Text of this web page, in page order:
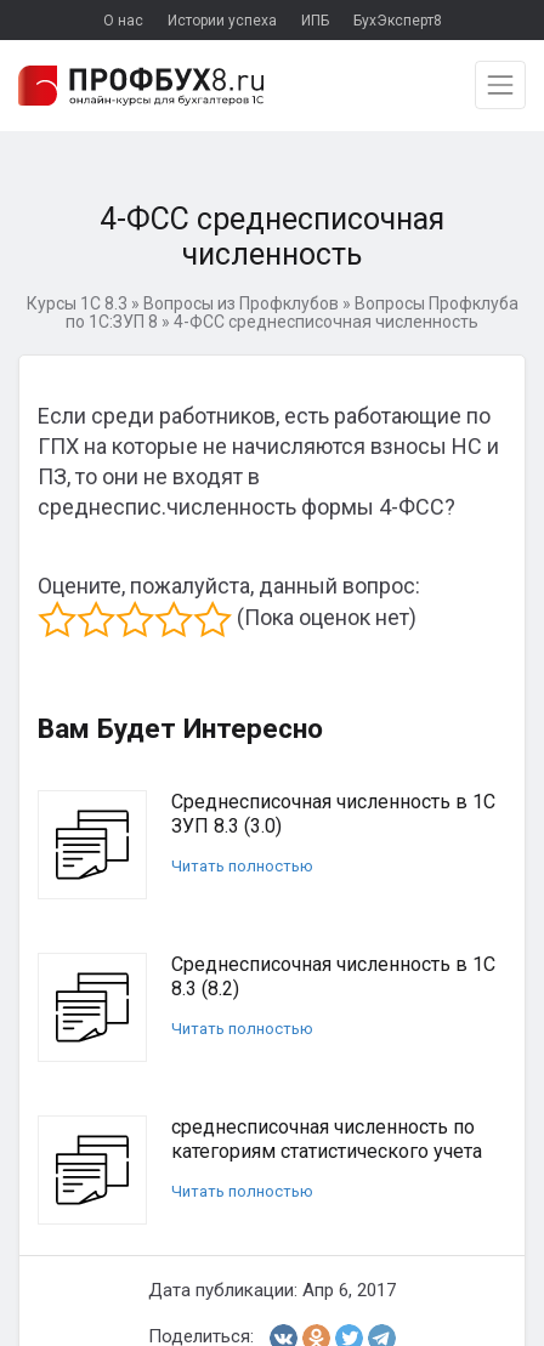
О нас Истории успеха ИПБ БухЭксперт8
4-ФСС среднесписочная
численность
Курсы 1С 8.3 » Вопросы из Профклубов » Вопросы Профклуба
по 1С:ЗУП 8 » 4-ФСС среднесписочная численность
Если среди работников, есть работающие по
ГПХ на которые не начисляются взносы НС и
ПЗ, то они не входят в
среднеспис.численность формы 4-ФСС?
Оцените, пожалуйста, данный вопрос:
(Пока оценок нет)
Вам Будет Интересно
Среднесписочная численность в 1С
ЗУП 8.3 (3.0)
Читать полностью
Среднесписочная численность в 1С
8.3 (8.2)
Читать полностью
среднесписочная численность по
категориям статистического учета
Читать полностью
Дата публикации: Апр 6, 2017
Поделиться: